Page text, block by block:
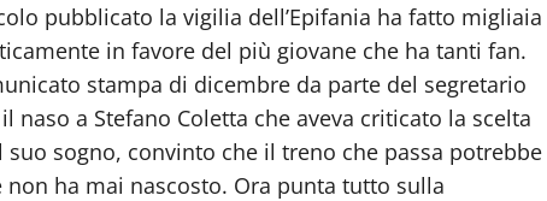
pubblicato la vigilia dell’Epifania ha fatto migliaia
in favore del più giovane che ha tanti fan.
stampa di dicembre da parte del segretario
a Stefano Coletta che aveva criticato la scelta
sogno, convinto che il treno che passa potrebbe
ha mai nascosto. Ora punta tutto sulla